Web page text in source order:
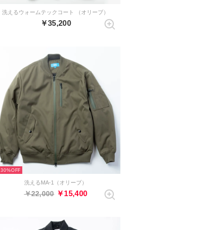
洗えるウォームテックコート （オリーブ）
￥35,200
30%
洗えるMA-1（オリーブ）
￥22,000 ￥15,400